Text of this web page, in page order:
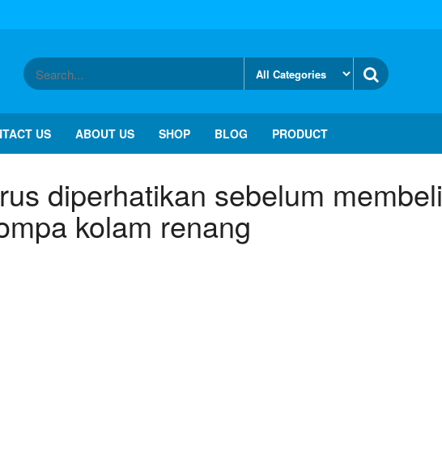
US ABOUT US SHOP BLOG PRODUCT
diperhatikan sebelum membeli
kolam renang